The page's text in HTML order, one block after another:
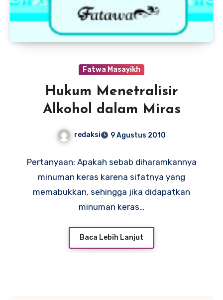
Fatwa Masayikh
Hukum Menetralisir
Alkohol dalam Miras
redaksi 9 Agustus 2010
Pertanyaan: Apakah sebab diharamkannya
minuman keras karena sifatnya yang
memabukkan, sehingga jika didapatkan
minuman keras…
Baca Lebih Lanjut